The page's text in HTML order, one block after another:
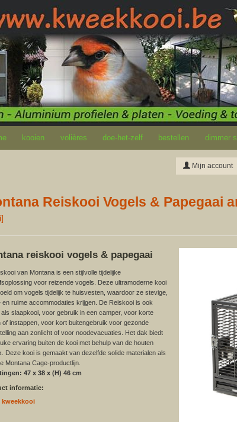
kooien volières doe-het-zelf bestellen dimmer
Mijn account
Reiskooi Vogels & Papegaai
]
reiskooi vogels & papegaai
van Montana is een stijlvolle tijdelijke
voor reizende vogels. Deze ultramoderne kooi
om vogels tijdelijk te huisvesten, waardoor ze stevige,
en ruime accommodaties krijgen. De Reiskooi is ook
als slaapkooi, voor gebruik in een camper, voor korte
of instappen, voor kort buitengebruik voor gezonde
aan zonlicht of voor noodevacuaties. Het dak biedt
ervaring buiten de kooi met behulp van de houten
Deze kooi is gemaakt van dezelfde solide materialen als
Montana Cage-productlijn.
47 x 38 x (H) 46 cm
informatie:
kweekkooi